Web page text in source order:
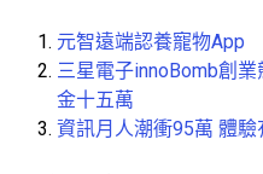
元智遠端認養寵物App
三星電子innoBomb創
金十五萬
資訊月人潮衝95萬 體驗